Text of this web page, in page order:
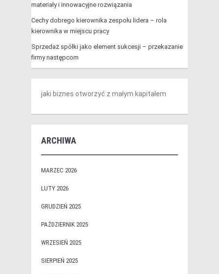
materiały i innowacyjne rozwiązania
Cechy dobrego kierownika zespołu lidera – rola
kierownika w miejscu pracy
Sprzedaż spółki jako element sukcesji – przekazanie
firmy następcom
jaki biznes otworzyć z małym kapitałem
ARCHIWA
MARZEC 2026
LUTY 2026
GRUDZIEŃ 2025
PAŹDZIERNIK 2025
WRZESIEŃ 2025
SIERPIEŃ 2025